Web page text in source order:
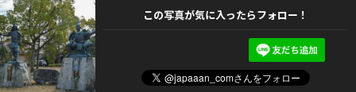
この写真が気に入ったらフォロー！